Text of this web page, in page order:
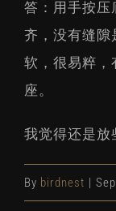
答：用手按压
齐，没有缝隙
软，很易粹，
座。
我觉得还是放
By birdnest |